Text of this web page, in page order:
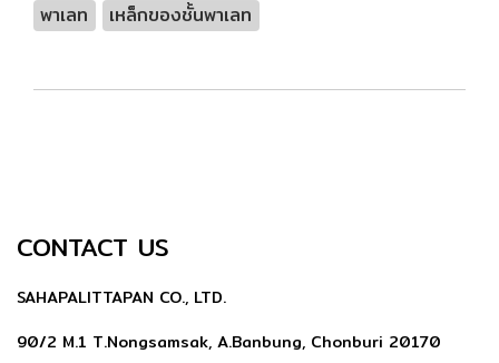
พาเลท
เหล็กของชั้นพาเลท
CONTACT US
SAHAPALITTAPAN CO., LTD.
90/2 M.1 T.Nongsamsak, A.Banbung, Chonburi 20170